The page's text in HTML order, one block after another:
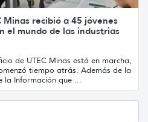
Minas recibió a 45 jóvenes
el mundo de las industrias
de UTEC Minas está en marcha,
tiempo atrás. Además de la
la Información que ...